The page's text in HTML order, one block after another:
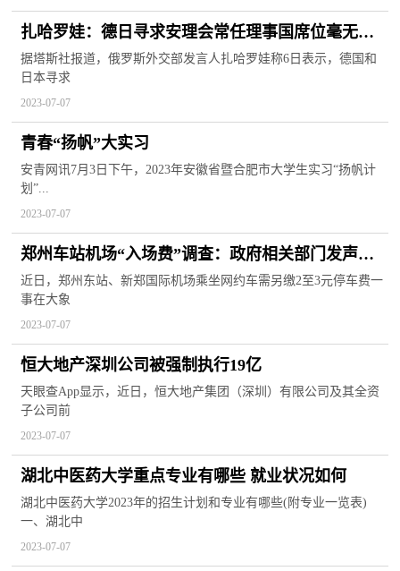
扎哈罗娃：德日寻求安理会常任理事国席位毫无根
据
据塔斯社报道，俄罗斯外交部发言人扎哈罗娃称6日表示，德国和
日本寻求
2023-07-07
青春“扬帆”大实习
安青网讯7月3日下午，2023年安徽省暨合肥市大学生实习“扬帆计
划”...
2023-07-07
郑州车站机场“入场费”调查：政府相关部门发声，
对此前收费一事不知情
近日，郑州东站、新郑国际机场乘坐网约车需另缴2至3元停车费一
事在大象
2023-07-07
恒大地产深圳公司被强制执行19亿
天眼查App显示，近日，恒大地产集团（深圳）有限公司及其全资
子公司前
2023-07-07
湖北中医药大学重点专业有哪些 就业状况如何
湖北中医药大学2023年的招生计划和专业有哪些(附专业一览表)
一、湖北中
2023-07-07